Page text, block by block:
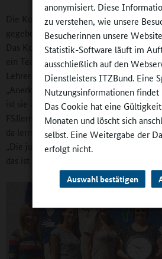
anonymisiert. Diese
zu verstehen, wie unsere
Besucherinnen unsere
Statistik-Software läuft im
ausschließlich auf den
Dienstleisters ITZBund. Eine
Nutzungsinformationen findet
Das Cookie hat eine
Monaten und löscht sich
selbst. Eine Weitergabe der
erfolgt nicht.
Auswahl bestätigen
Die Kommunikation im Kollegium ist
gegeben, sondern kennzeichnet die
Das Kollegium versteht sich zusammen
ein Team. Ganztagskoordinatorin Marita
Lehrer- und Gesamtkonferenzen teil
„Anerkennung und Unterstützung im
ist sie auch über die Zusammenarbeit
FSJlern: „Es ist erstaunlich, was die
da lernen wir selbst noch viel.“ Lehrerin
„Die jungen Leute finden einen
das ist eine große Hilfe.“